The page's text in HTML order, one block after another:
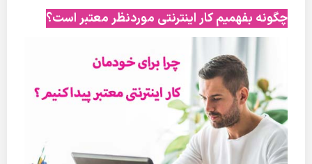
چگونه بفهمیم کار اینترنتی موردنظر معتبر است؟